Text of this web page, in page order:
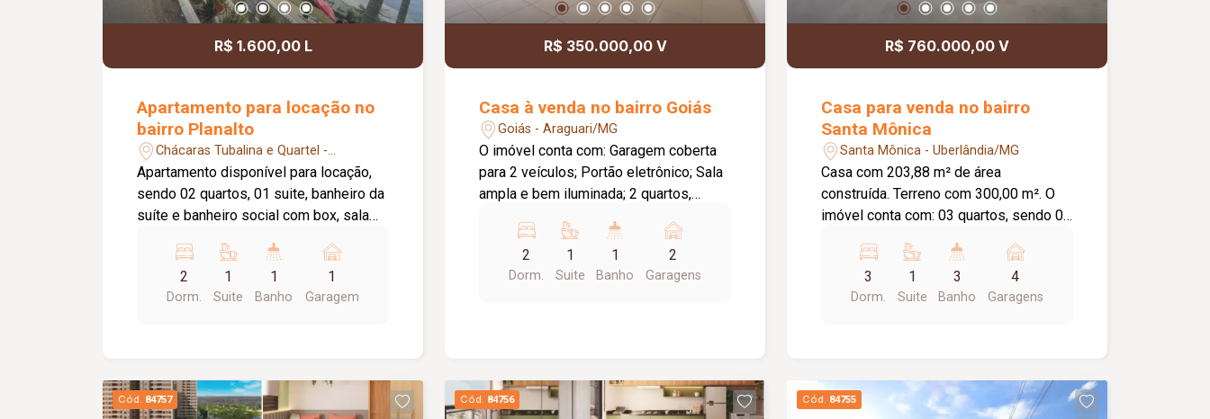
com qualidade de vida, conforto e
R$ 1.600,00 L
Apartamento para locação no
bairro Planalto
Chácaras Tubalina e Quartel -
Uberlândia/MG
Apartamento disponível para locação,
sendo 02 quartos, 01 suite, banheiro da
suíte e banheiro social com box, sala
elevador privativo, 01 vaga de garagem,
portaria 24 horas, salão de festas,
piscina, área gourmet, campo infantil.
2
Dorm.
1
Suite
1
Banho
1
Garagem
R$ 350.000,00 V
Casa à venda no bairro Goiás
Goiás - Araguari/MG
O imóvel conta com: Garagem coberta
para 2 veículos; Portão eletrônico; Sala
ampla e bem iluminada; 2 quartos,
espaço com área de luz,
proporcionando mais ventilação e
iluminação natural; Banheiro social;
garantindo maior privacidade, ventilação
e acesso independente aos fundos do
2
Dorm.
1
Suite
1
Banho
2
Garagens
R$ 760.000,00 V
Casa para venda no bairro
Santa Mônica
Santa Mônica - Uberlândia/MG
Casa com 203,88 m² de área
construída. Terreno com 300,00 m². O
imóvel conta com: 03 quartos, sendo 01
com armários planejados e bancada
alta; Varanda gourmet ampla, coberta
em laje, com bancada e churrasqueira a
de garagem cobertas; Diferenciais:
Completa em armários planejados;
3
Dorm.
1
Suite
3
Banho
4
Garagens
Cód. 84757 Cód. 84756 Cód. 84755